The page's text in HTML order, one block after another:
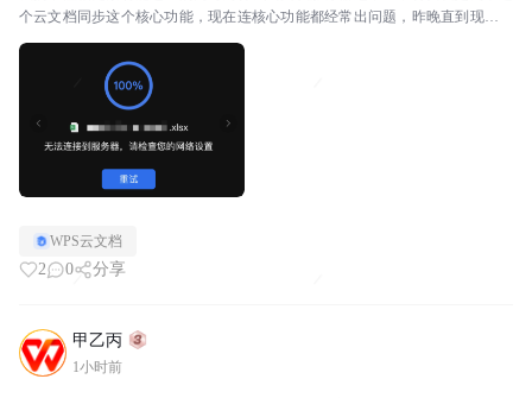
个云文档同步这个核心功能，现在连核心功能都经常出问题，昨晚直到现在都
不work，那我不如用百度网盘得了...
WPS云文档
2 0 分享
甲乙丙
1小时前